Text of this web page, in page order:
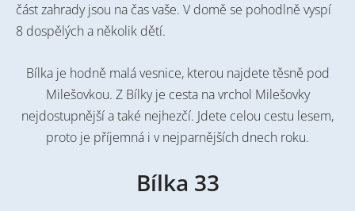
část zahrady jsou na čas vaše. V domě se pohodlně vyspí
8 dospělých a několik dětí.
Bílka je hodně malá vesnice, kterou najdete těsně pod
Milešovkou. Z Bílky je cesta na vrchol Milešovky
nejdostupnější a také nejhezčí. Jdete celou cestu lesem,
proto je příjemná i v nejparnějších dnech roku.
Bílka 33